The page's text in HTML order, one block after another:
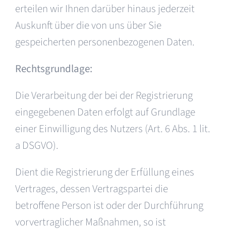
erteilen wir Ihnen darüber hinaus jederzeit
Auskunft über die von uns über Sie
gespeicherten personenbezogenen Daten.
Rechtsgrundlage:
Die Verarbeitung der bei der Registrierung
eingegebenen Daten erfolgt auf Grundlage
einer Einwilligung des Nutzers (Art. 6 Abs. 1 lit.
a DSGVO).
Dient die Registrierung der Erfüllung eines
Vertrages, dessen Vertragspartei die
betroffene Person ist oder der Durchführung
vorvertraglicher Maßnahmen, so ist